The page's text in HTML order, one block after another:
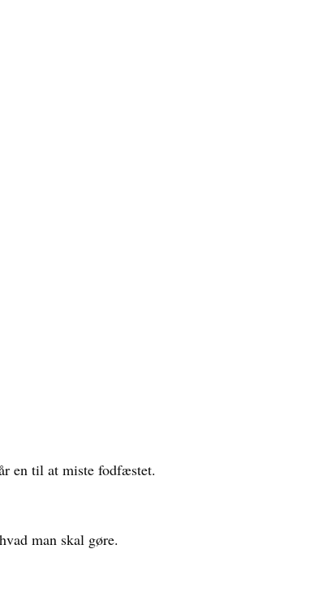
en til at miste fodfæstet.
man skal gøre.